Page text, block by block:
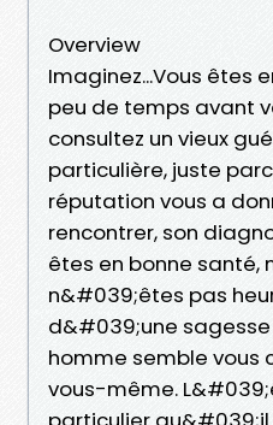
Overview
Imaginez...Vous êtes
peu de temps avant
consultez un vieux
particulière, juste
réputation vous a
rencontrer, son
êtes en bonne santé,
n&#039;êtes pas
d&#039;une sagesse
homme semble vous
vous-même.